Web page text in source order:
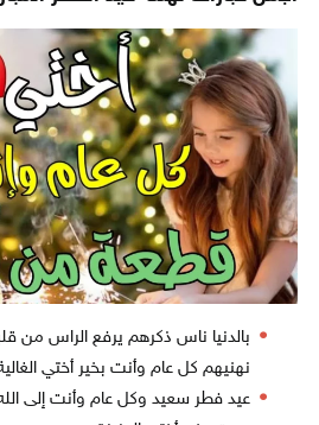
بالدنيا ناس ذكرهم يرفع الراس من
نهنيهم كل عام وأنت بخير أختي
عيد فطر سعيد وكل عام وأنت إلى